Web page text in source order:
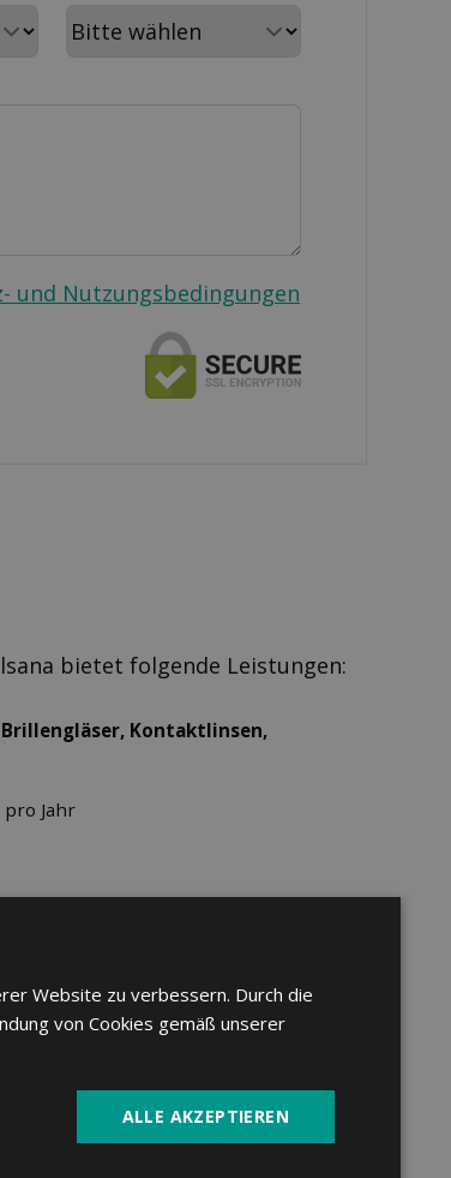
und Nutzungsbedingungen
bietet folgende Leistungen:
Kontaktlinsen,
pro Jahr
Gruppe
, Bergungs- und
Schweiz:
pro Kalenderjahr
Website zu verbessern. Durch die
von Cookies gemäß unserer
ALLE AKZEPTIEREN